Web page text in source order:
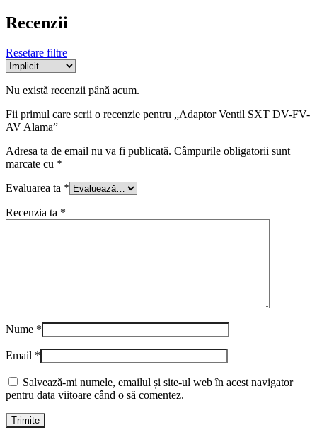
Recenzii
Resetare filtre
Nu există recenzii până acum.
Fii primul care scrii o recenzie pentru „Adaptor Ventil SXT DV-FV-
AV Alama”
Adresa ta de email nu va fi publicată. Câmpurile obligatorii sunt
marcate cu *
Evaluarea ta *
Recenzia ta *
Nume *
Email *
Salvează-mi numele, emailul și site-ul web în acest navigator
pentru data viitoare când o să comentez.